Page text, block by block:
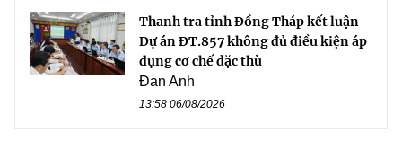
Thanh tra tỉnh Đồng Tháp kết luận
Dự án ĐT.857 không đủ điều kiện áp
dụng cơ chế đặc thù
Đan Anh
13:58 06/08/2026